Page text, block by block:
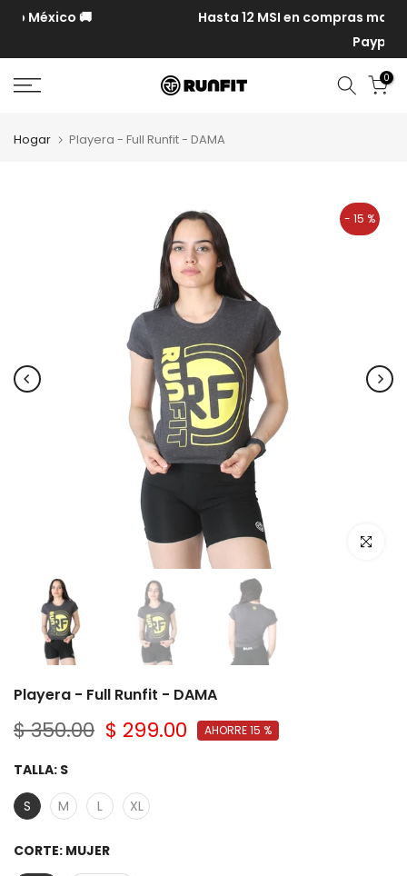
Hasta 12 MSI en compras mayores a $10,000 con MP y
0
Hogar Playera - Full Runfit - DAMA
- 15 %
Click
Playera - Full Runfit - DAMA
$ 350.00 $ 299.00 AHORRE 15 %
TALLA: S
S
M L XL
CORTE: MUJER